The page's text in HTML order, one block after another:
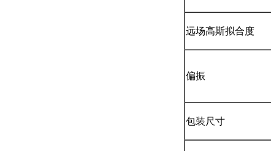
远场高斯拟合度
偏振
包装尺寸